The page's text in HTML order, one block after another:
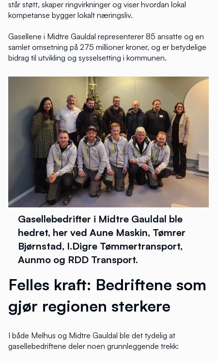
står støtt, skaper ringvirkninger og viser hvordan lokal
kompetanse bygger lokalt næringsliv.
Gasellene i Midtre Gauldal representerer 85 ansatte og en
samlet omsetning på 275 millioner kroner, og er betydelige
bidrag til utvikling og sysselsetting i kommunen.
Gasellebedrifter i Midtre Gauldal ble
hedret, her ved Aune Maskin, Tømrer
Bjørnstad, I.Digre Tømmertransport,
Aunmo og RDD Transport.
Felles kraft: Bedriftene som
gjør regionen sterkere
I både Melhus og Midtre Gauldal ble det tydelig at
gasellebedriftene deler noen grunnleggende trekk: